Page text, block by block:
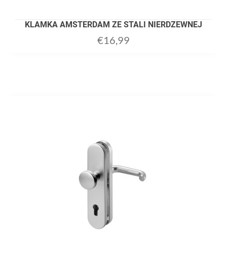
KLAMKA AMSTERDAM ZE STALI NIERDZEWNEJ
€16,99